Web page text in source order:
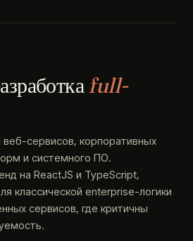
full-
веб-сервисов, корпоративных
и системного ПО.
на ReactJS и TypeScript,
классической enterprise-логики
сервисов, где критичны